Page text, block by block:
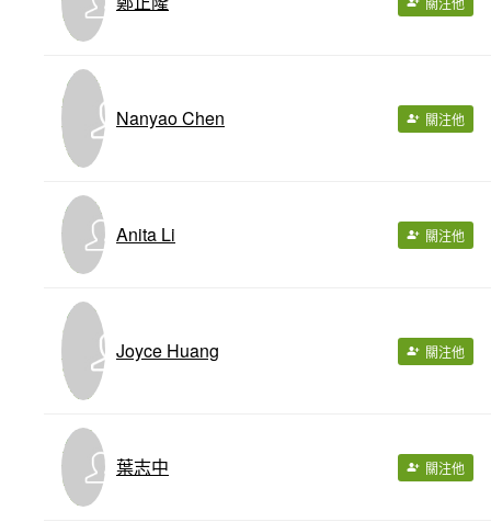
Nanyao Chen 關注他
Anita Li 關注他
Joyce Huang 關注他
葉志中 關注他